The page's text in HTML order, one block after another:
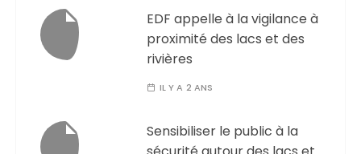
EDF appelle à la vigilance à
proximité des lacs et des
rivières
IL Y A 2 ANS
Sensibiliser le public à la